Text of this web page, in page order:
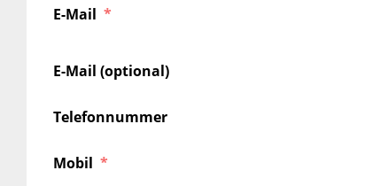
E-Mail
E-Mail (optional)
Telefonnummer
Mobil